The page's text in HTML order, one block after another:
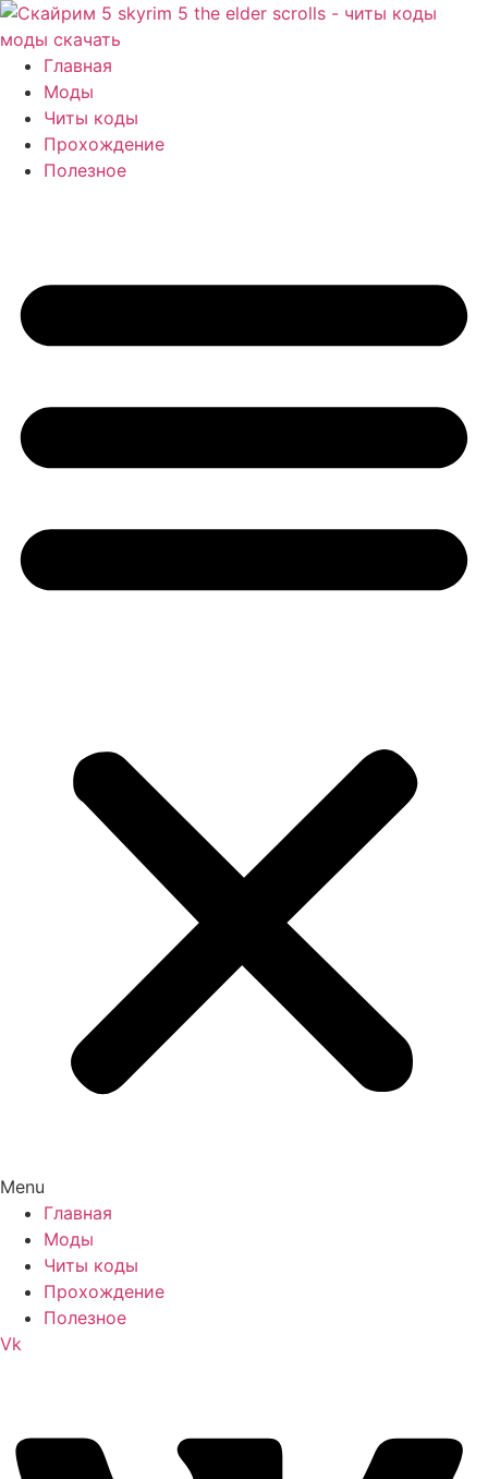
Перейти
к
содержимому
Главная
Моды
Читы коды
Прохождение
Полезное
Menu
Главная
Моды
Читы коды
Прохождение
Полезное
Vk